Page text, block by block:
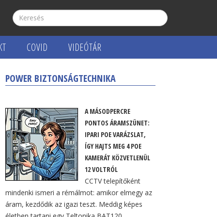
COVID VIDEÓTÁR
technológiájú mozgásérzékelőket
POWER BIZTONSÁGTECHNIKA
A MÁSODPERCRE
PONTOS ÁRAMSZÜNET:
IPARI POE VARÁZSLAT,
ÍGY HAJTS MEG 4 POE
KAMERÁT KÖZVETLENÜL
12 VOLTRÓL
CCTV telepítőként
mindenki ismeri a rémálmot: amikor elmegy az
áram, kezdődik az igazi teszt. Meddig képes